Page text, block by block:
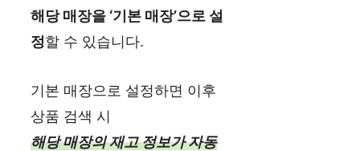
해당 매장을 ‘기본 매장’으로 설
정할 수 있습니다.
기본 매장으로 설정하면 이후
상품 검색 시
해당 매장의 재고 정보가 자동